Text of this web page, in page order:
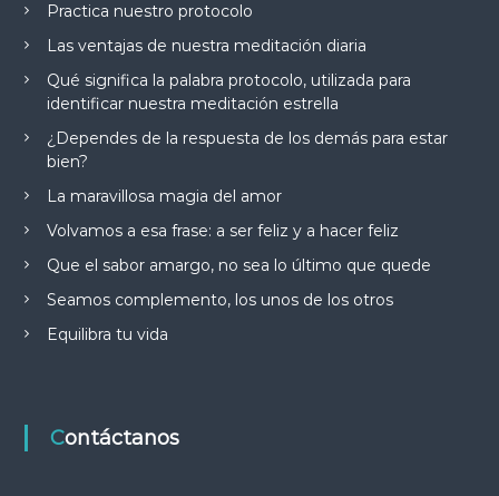
Practica nuestro protocolo
Las ventajas de nuestra meditación diaria
Qué significa la palabra protocolo, utilizada para
identificar nuestra meditación estrella
¿Dependes de la respuesta de los demás para estar
bien?
La maravillosa magia del amor
Volvamos a esa frase: a ser feliz y a hacer feliz
Que el sabor amargo, no sea lo último que quede
Seamos complemento, los unos de los otros
Equilibra tu vida
Contáctanos